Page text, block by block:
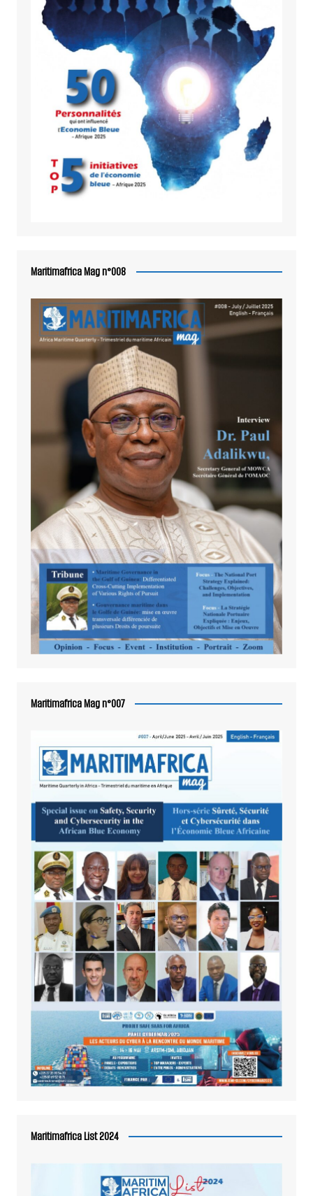
Maritimafrica Mag n°008
Maritimafrica Mag n°007
Maritimafrica List 2024